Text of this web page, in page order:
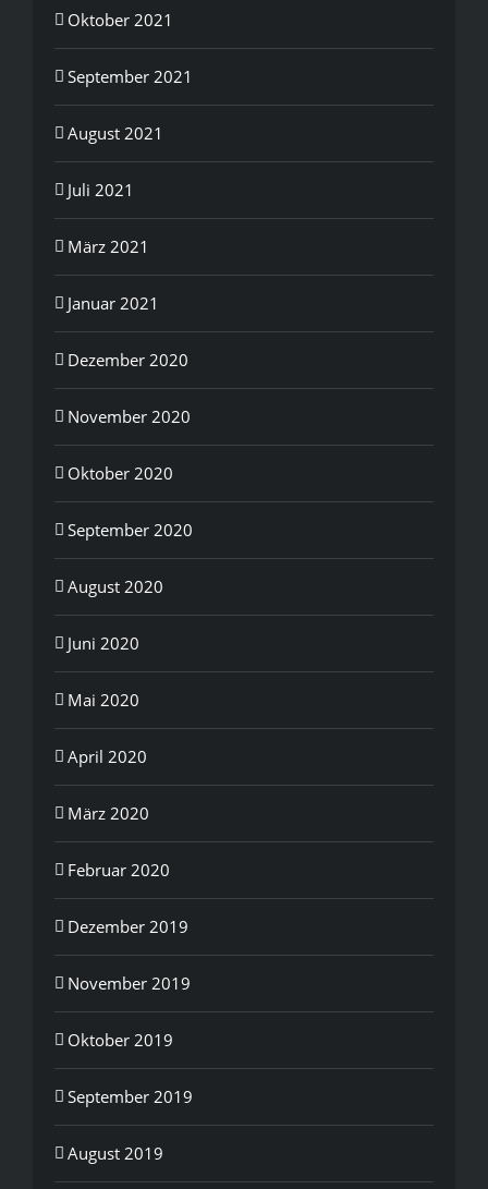
Oktober 2021
September 2021
August 2021
Juli 2021
März 2021
Januar 2021
Dezember 2020
November 2020
Oktober 2020
September 2020
August 2020
Juni 2020
Mai 2020
April 2020
März 2020
Februar 2020
Dezember 2019
November 2019
Oktober 2019
September 2019
August 2019